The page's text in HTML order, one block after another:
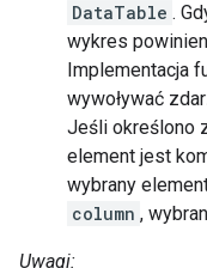
DataTable .
wykres
Implementacja
wywoływać
Jeśli określono
element jest
wybrany
column ,
Uwagi: